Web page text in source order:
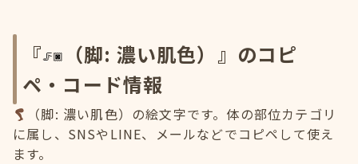
『
（脚: 濃い肌色）』のコピ
ペ・コード情報
（脚: 濃い肌色）の絵文字です。体の部位カテゴリ
に属し、SNSやLINE、メールなどでコピペして使え
ます。